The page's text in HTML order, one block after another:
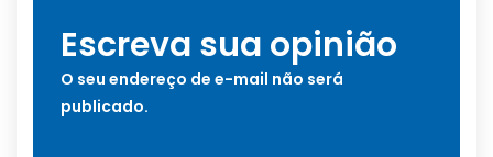
Escreva sua opinião
O seu endereço de e-mail não será
publicado.